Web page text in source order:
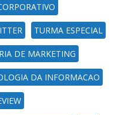
TURMA ESPECIAL
DE MARKETING
DA INFORMACAO